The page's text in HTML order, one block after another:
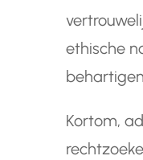
ethische
Kortom,